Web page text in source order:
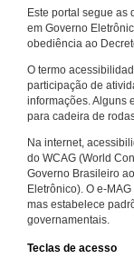
Este portal segue as
em Governo
obediência ao
O termo
participação de
informações. Alguns
para cadeira de
Na internet,
do WCAG (World
Governo Brasileiro
Eletrônico). O e-
mas estabelece
governamentais.
Teclas de acesso